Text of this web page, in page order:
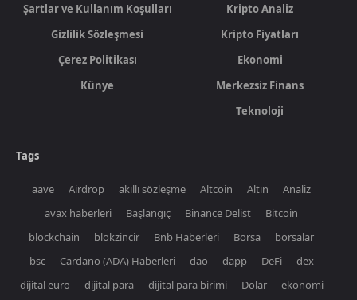
Şartlar ve Kullanım Koşulları
Gizlilik Sözleşmesi
Çerez Politikası
Künye
Kripto Analiz
Kripto Fiyatları
Ekonomi
Merkezsiz Finans
Teknoloji
Tags
aave Airdrop akıllı sözleşme Altcoin Altın
Analiz
avax haberleri
Başlangıç Binance Delist
Bitcoin
blockchain
blokzincir Bnb Haberleri Borsa
borsalar
bsc
Cardano (ADA) Haberleri dao dapp DeFi
dex
dijital euro
dijital para dijital para birimi Dolar
ekonomi